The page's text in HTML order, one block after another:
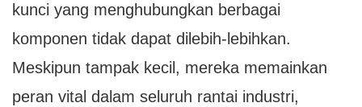
kunci yang menghubungkan berbagai
komponen tidak dapat dilebih-lebihkan.
Meskipun tampak kecil, mereka memainkan
peran vital dalam seluruh rantai industri,